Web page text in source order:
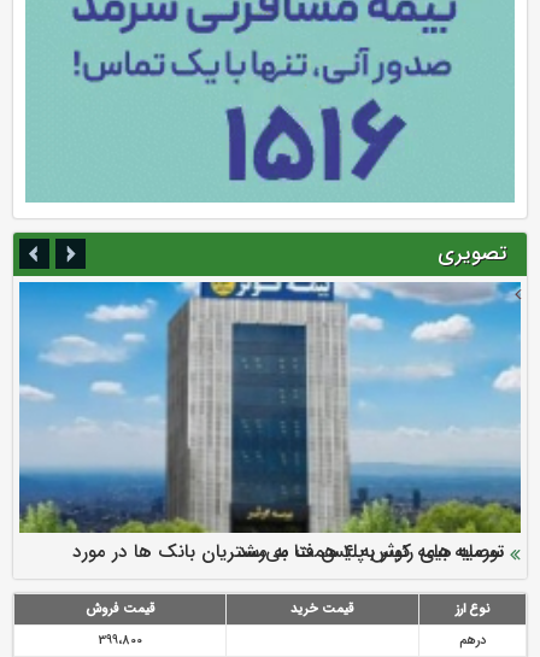
تصویری
ارزش سهام عدالت بالا رفت
سرمایه بیمه کوثر به ۴ همت می‌رسد
نود ثانیه با فولاد سنگان
تقدیر دبیرکل سندیکای بیمه گران ایران از اقدامات مدیرعامل بیمه
رازی
توصیه های رئیس پلیس فتا به مشتریان بانک ها در مورد
پیشگیری از سرقت های مجازی
نوع ارز قیمت خرید
قیمت فروش
درهم
399،800